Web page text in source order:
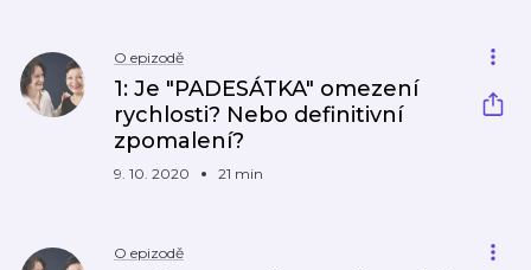
O epizodě
1: Je "PADESÁTKA" omezení
rychlosti? Nebo definitivní
zpomalení?
9. 10. 2020 21 min
O epizodě